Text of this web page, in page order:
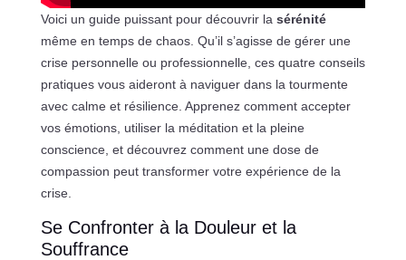
Voici un guide puissant pour découvrir la sérénité
même en temps de chaos. Qu’il s’agisse de gérer une
crise personnelle ou professionnelle, ces quatre conseils
pratiques vous aideront à naviguer dans la tourmente
avec calme et résilience. Apprenez comment accepter
vos émotions, utiliser la méditation et la pleine
conscience, et découvrez comment une dose de
compassion peut transformer votre expérience de la
crise.
Se Confronter à la Douleur et la
Souffrance